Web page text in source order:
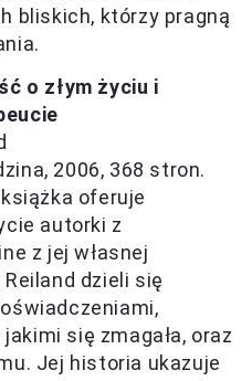
bliskich, którzy pragną
o złym życiu i
2006, 368 stron.
oferuje
autorki z
z jej własnej
dzieli się
się zmagała, oraz
Jej historia ukazuje